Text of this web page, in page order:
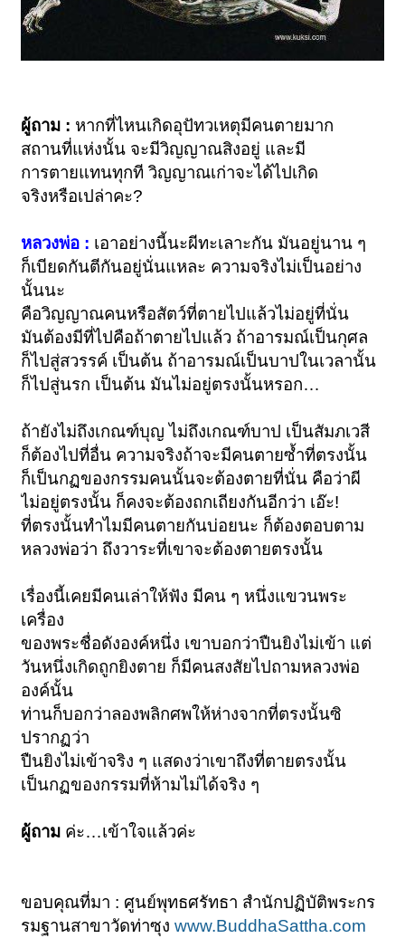
ผู้ถาม : หากที่ไหนเกิดอุปัทวเหตุมีคนตายมาก
สถานที่แห่งนั้น จะมีวิญญาณสิงอยู่ และมี
การตายแทนทุกที วิญญาณเก่าจะได้ไปเกิด
จริงหรือเปล่าคะ?
หลวงพ่อ : เอาอย่างนี้นะผีทะเลาะกัน มันอยู่นาน ๆ
ก็เบียดกันตีกันอยู่นั่นแหละ ความจริงไม่เป็นอย่าง
นั้นนะ
คือวิญญาณคนหรือสัตว์ที่ตายไปแล้วไม่อยู่ที่นั่น
มันต้องมีที่ไปคือถ้าตายไปแล้ว ถ้าอารมณ์เป็นกุศล
ก็ไปสู่สวรรค์ เป็นต้น ถ้าอารมณ์เป็นบาปในเวลานั้น
ก็ไปสู่นรก เป็นต้น มันไม่อยู่ตรงนั้นหรอก…
ถ้ายังไม่ถึงเกณฑ์บุญ ไม่ถึงเกณฑ์บาป เป็นสัมภเวสี
ก็ต้องไปที่อื่น ความจริงถ้าจะมีคนตายซ้ำที่ตรงนั้น
ก็เป็นกฏของกรรมคนนั้นจะต้องตายที่นั่น คือว่าผี
ไม่อยู่ตรงนั้น ก็คงจะต้องถกเถียงกันอีกว่า เอ๊ะ!
ที่ตรงนั้นทำไมมีคนตายกันบ่อยนะ ก็ต้องตอบตาม
หลวงพ่อว่า ถึงวาระที่เขาจะต้องตายตรงนั้น
เรื่องนี้เคยมีคนเล่าให้ฟัง มีคน ๆ หนึ่งแขวนพระ
เครื่อง
ของพระชื่อดังองค์หนึ่ง เขาบอกว่าปืนยิงไม่เข้า แต่
วันหนึ่งเกิดถูกยิงตาย ก็มีคนสงสัยไปถามหลวงพ่อ
องค์นั้น
ท่านก็บอกว่าลองพลิกศพให้ห่างจากที่ตรงนั้นซิ
ปรากฏว่า
ปืนยิงไม่เข้าจริง ๆ แสดงว่าเขาถึงที่ตายตรงนั้น
เป็นกฏของกรรมที่ห้ามไม่ได้จริง ๆ
ผู้ถาม ค่ะ…เข้าใจแล้วค่ะ
ขอบคุณที่มา : ศูนย์พุทธศรัทธา สำนักปฏิบัติพระกร
รมฐานสาขาวัดท่าซุงwww.BuddhaSattha.com